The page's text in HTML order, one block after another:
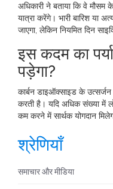
अधिकारी ने बताया कि वे
यात्रा करेंगे। भारी बारिश या
जाएगा, लेकिन नियमित दिन
इस कदम का
पड़ेगा?
कार्बन डाइऑक्साइड के
करती है। यदि अधिक संख्या में
कम करने में सार्थक योगदान
श्रेणियाँ
समाचार और मीडिया